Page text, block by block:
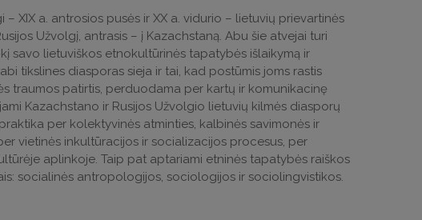
XIX a. antrosios pusės ir XX a. vidurio – lietuvių prievartinės
Užvolgį, antrasis – į Kazachstaną. Abu šie atvejai turi
savo lietuviškos etnokultūrinės tapatybės išlaikymą ir
tikslines diasporas sieja ir tai, kad postūmis joms rastis
traumos patirtis, perduodama per kartų ir komunikacinę
Kazachstano ir Rusijos Užvolgio lietuvių kilmės diasporų
per kolektyvinės atminties, kalbinės savimonės ir
vietinės inkultūracijos ir socializacijos procesus, per
aplinkoje. Taip pat aptariami etninės tapatybės raiškos
socialinės antropologijos, sociologijos ir sociolingvistikos.